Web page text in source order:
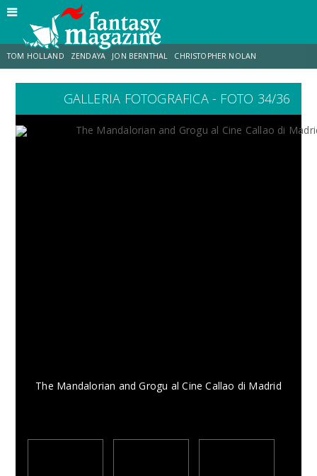
TOM HOLLAND ZENDAYA JON BERNTHAL CHRISTOPHER NOLAN
LUCCA COMICS & GAMES ODISSEA CHRIS MCKENNA
GALLERIA FOTOGRAFICA - FOTO 34/36
The Mandalorian and Grogu al Cine Callao di Madrid